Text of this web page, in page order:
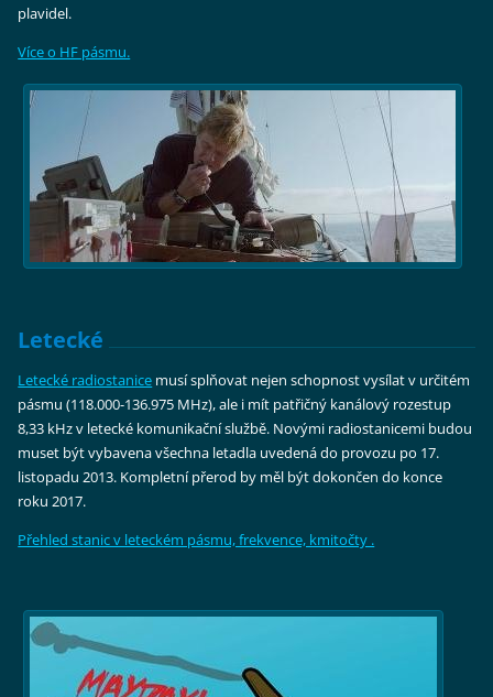
plavidel.
Více o HF pásmu.
Letecké
Letecké radiostanice musí splňovat nejen schopnost vysílat v určitém
pásmu (118.000-136.975 MHz), ale i mít patřičný kanálový rozestup
8,33 kHz v letecké komunikační službě. Novými radiostanicemi budou
muset být vybavena všechna letadla uvedená do provozu po 17.
listopadu 2013. Kompletní přerod by měl být dokončen do konce
roku 2017.
Přehled stanic v leteckém pásmu, frekvence, kmitočty .